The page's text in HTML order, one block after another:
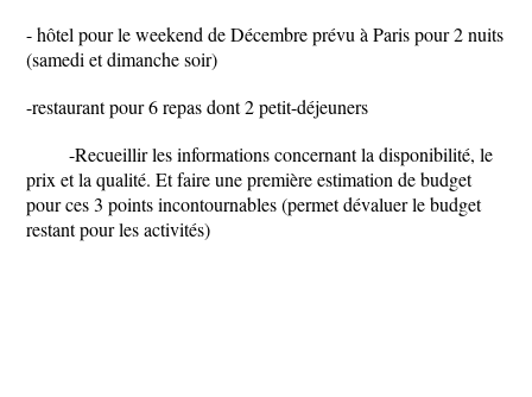
- hôtel pour le weekend de Décembre prévu à Paris pour 2 nuits
(samedi et dimanche soir)
-restaurant pour 6 repas dont 2 petit-déjeuners
-Recueillir les informations concernant la disponibilité, le
prix et la qualité. Et faire une première estimation de budget
pour ces 3 points incontournables (permet dévaluer le budget
restant pour les activités)